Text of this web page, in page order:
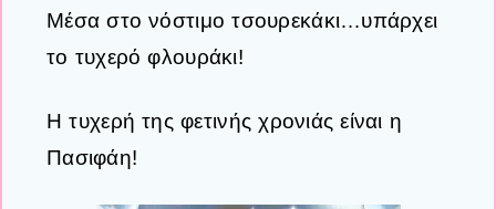
Μέσα στο νόστιμο τσουρεκάκι…υπάρχει
το τυχερό φλουράκι!
Η τυχερή της φετινής χρονιάς είναι η
Πασιφάη!